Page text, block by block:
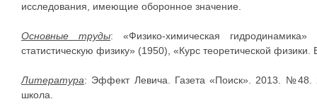
исследования, имеющие оборонное значение.
Основные труды: «Физико-химическая
статистическую физику» (1950), «Курс теоретической физики.
Литература: Эффект Левича. Газета «Поиск». 2013.
школа.